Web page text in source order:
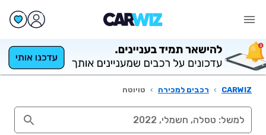
CARWIZ
› רכבים למכירה › טויוטה